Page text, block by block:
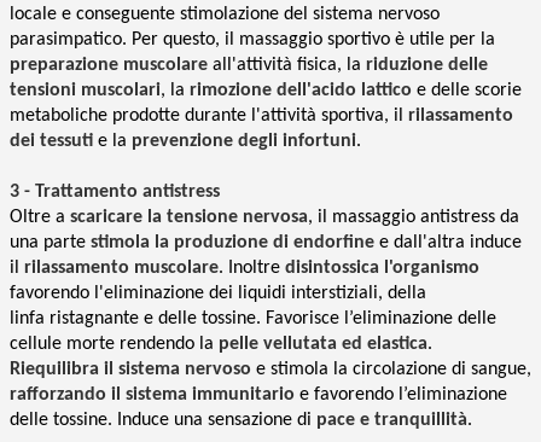
locale e conseguente stimolazione del sistema nervoso
parasimpatico. Per questo, il massaggio sportivo è utile per la
preparazione muscolare all'attività fisica, la riduzione delle
tensioni muscolari, la rimozione dell'acido lattico e delle scorie
metaboliche prodotte durante l'attività sportiva, il rilassamento
dei tessuti e la prevenzione degli infortuni.
3 - Trattamento antistress
Oltre a scaricare la tensione nervosa, il massaggio antistress da
una parte stimola la produzione di endorfine e dall'altra induce
il rilassamento muscolare. Inoltre disintossica l'organismo
favorendo l'eliminazione dei liquidi interstiziali, della
linfa ristagnante e delle tossine. Favorisce l’eliminazione delle
cellule morte rendendo la pelle vellutata ed elastica.
Riequilibra il sistema nervoso e stimola la circolazione di sangue,
rafforzando il sistema immunitario e favorendo l’eliminazione
delle tossine. Induce una sensazione di pace e tranquillità.